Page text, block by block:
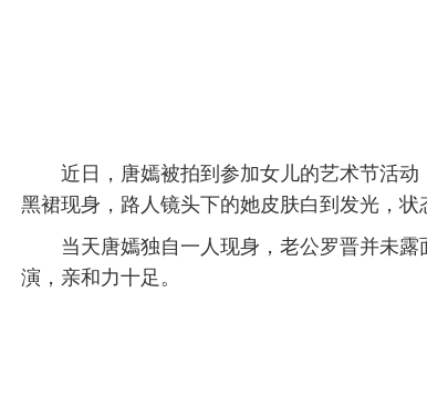
近日，唐嫣被拍到参加女儿的艺术节活
黑裙现身，路人镜头下的她皮肤白到发光，状
当天唐嫣独自一人现身，老公罗晋并未
演，亲和力十足。